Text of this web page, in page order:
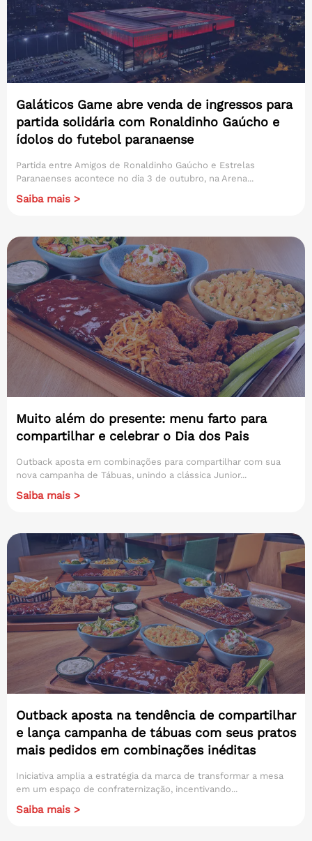
Galáticos Game abre venda de ingressos para
partida solidária com Ronaldinho Gaúcho e
ídolos do futebol paranaense
Partida entre Amigos de Ronaldinho Gaúcho e Estrelas
Paranaenses acontece no dia 3 de outubro, na Arena...
Saiba mais >
Muito além do presente: menu farto para
compartilhar e celebrar o Dia dos Pais
Outback aposta em combinações para compartilhar com sua
nova campanha de Tábuas, unindo a clássica Junior...
Saiba mais >
Outback aposta na tendência de compartilhar
e lança campanha de tábuas com seus pratos
mais pedidos em combinações inéditas
Iniciativa amplia a estratégia da marca de transformar a mesa
em um espaço de confraternização, incentivando...
Saiba mais >